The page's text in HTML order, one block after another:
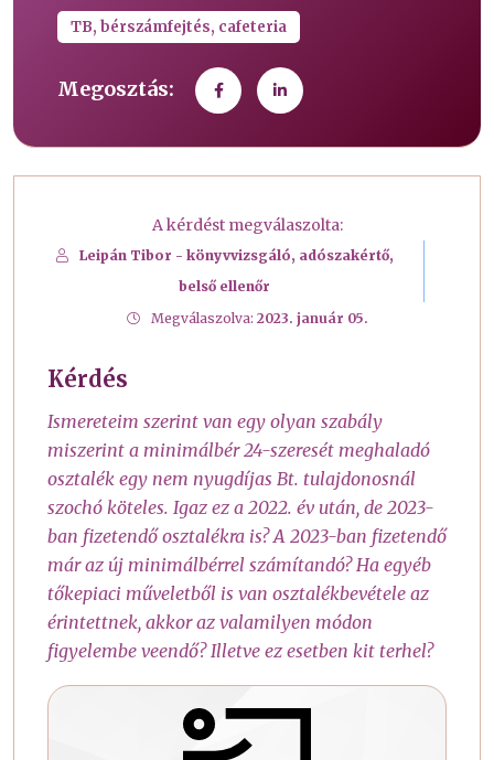
TB, bérszámfejtés, cafeteria
Megosztás:
A kérdést megválaszolta:
Leipán Tibor - könyvvizsgáló, adószakértő,
belső ellenőr
Megválaszolva: 2023. január 05.
Kérdés
Ismereteim szerint van egy olyan szabály
miszerint a minimálbér 24-szeresét meghaladó
osztalék egy nem nyugdíjas Bt. tulajdonosnál
szochó köteles. Igaz ez a 2022. év után, de 2023-
ban fizetendő osztalékra is? A 2023-ban fizetendő
már az új minimálbérrel számítandó? Ha egyéb
tőkepiaci műveletből is van osztalékbevétele az
érintettnek, akkor az valamilyen módon
figyelembe veendő? Illetve ez esetben kit terhel?